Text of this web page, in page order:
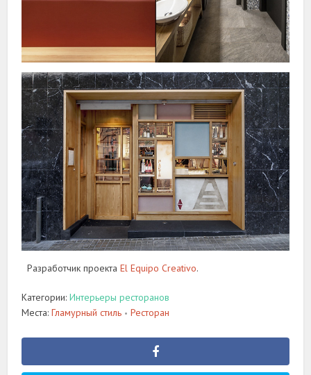
Разработчик проектаEl Equipo Creativo.
Категории:Интерьеры ресторанов
Места:Гламурный стиль • Ресторан